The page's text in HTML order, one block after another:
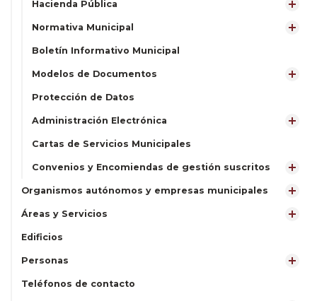
Hacienda Pública
Normativa Municipal
Boletín Informativo Municipal
Modelos de Documentos
Protección de Datos
Administración Electrónica
Cartas de Servicios Municipales
Convenios y Encomiendas de gestión suscritos
Organismos autónomos y empresas municipales
Áreas y Servicios
Edificios
Personas
Teléfonos de contacto